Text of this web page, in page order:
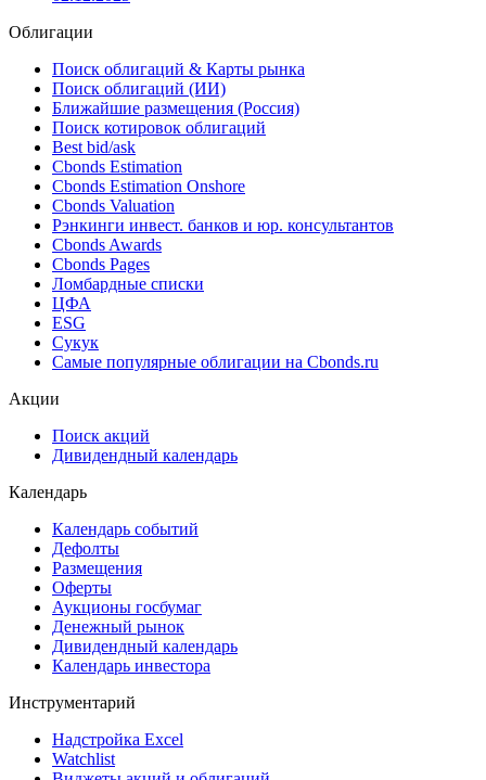
Облигации
Поиск облигаций & Карты рынка
Поиск облигаций (ИИ)
Ближайшие размещения (Россия)
Поиск котировок облигаций
Best bid/ask
Cbonds Estimation
Cbonds Estimation Onshore
Cbonds Valuation
Рэнкинги инвест. банков и юр. консультантов
Cbonds Awards
Cbonds Pages
Ломбардные списки
ЦФА
ESG
Сукук
Самые популярные облигации на Cbonds.ru
Акции
Поиск акций
Дивидендный календарь
Календарь
Календарь событий
Дефолты
Размещения
Оферты
Аукционы госбумаг
Денежный рынок
Дивидендный календарь
Календарь инвестора
Инструментарий
Надстройка Excel
Watchlist